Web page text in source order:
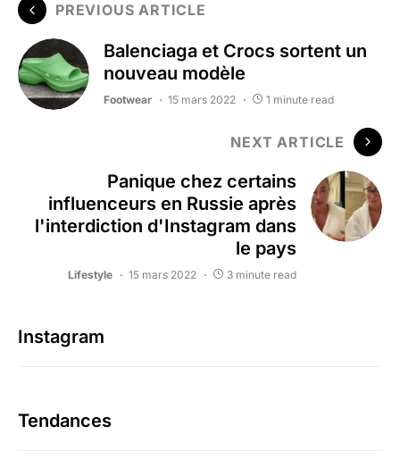
PREVIOUS ARTICLE
Balenciaga et Crocs sortent un
nouveau modèle
Footwear 15 mars 2022 1 minute read
NEXT ARTICLE
Panique chez certains
influenceurs en Russie après
l'interdiction d'Instagram dans
le pays
Lifestyle 15 mars 2022 3 minute read
Instagram
Tendances